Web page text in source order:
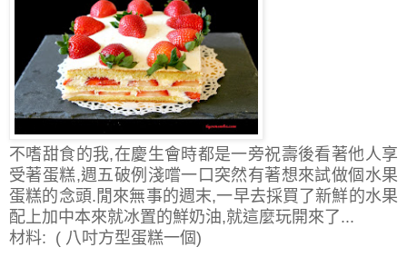
不嗜甜食的我,在慶生會時都是一旁祝壽後看著他人享
受著蛋糕,週五破例淺嚐一口突然有著想來試做個水果
蛋糕的念頭.閒來無事的週末,一早去採買了新鮮的水果
配上加中本來就冰置的鮮奶油,就這麼玩開來了...
材料: ( 八吋方型蛋糕一個)